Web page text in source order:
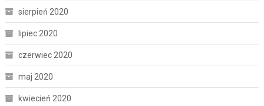
sierpień 2020
lipiec 2020
czerwiec 2020
maj 2020
kwiecień 2020